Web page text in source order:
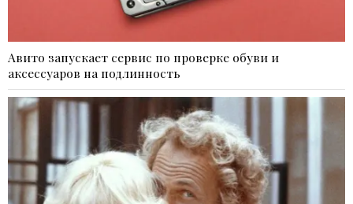
Авито запускает сервис по проверке обуви и
аксессуаров на подлинность